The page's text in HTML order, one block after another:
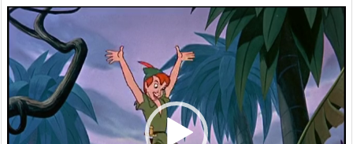
動
プ
レ
ー
ヤ